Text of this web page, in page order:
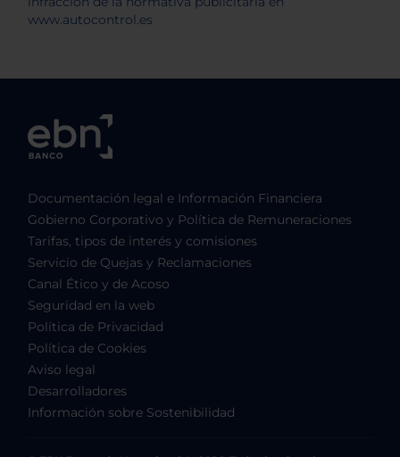
Documentación legal e Información Financiera
Gobierno Corporativo y Política de Remuneraciones
Tarifas, tipos de interés y comisiones
Servicio de Quejas y Reclamaciones
Canal Ético y de Acoso
Seguridad en la web
Política de Privacidad
Política de Cookies
Aviso legal
Desarrolladores
Información sobre Sostenibilidad